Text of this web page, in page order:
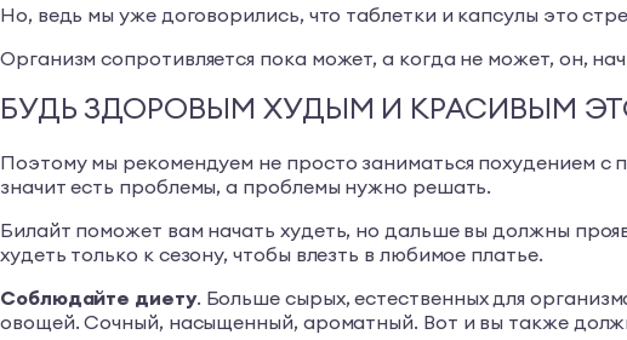
Но, ведь мы уже договорились, что таблетки и капсулы это
Организм сопротивляется пока может, а когда не может, он,
БУДЬ ЗДОРОВЫМ ХУДЫМ И КРАСИВЫМ
Поэтому мы рекомендуем не просто заниматься похудением
значит есть проблемы, а проблемы нужно решать.
Билайт поможет вам начать худеть, но дальше вы должны
худеть только к сезону, чтобы влезть в любимое платье.
Соблюдайте диету. Больше сырых, естественных для
овощей. Сочный, насыщенный, ароматный. Вот и вы также